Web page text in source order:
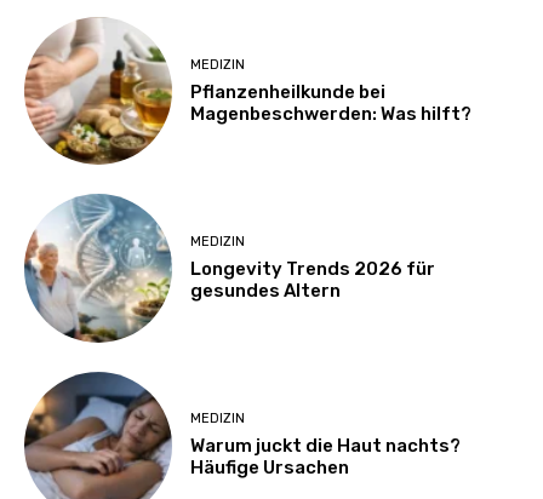
MEDIZIN
Pflanzenheilkunde bei
Magenbeschwerden: Was hilft?
MEDIZIN
Longevity Trends 2026 für
gesundes Altern
MEDIZIN
Warum juckt die Haut nachts?
Häufige Ursachen